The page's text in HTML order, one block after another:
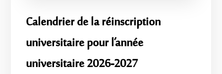
Calendrier de la réinscription
universitaire pour l’année
universitaire 2026-2027